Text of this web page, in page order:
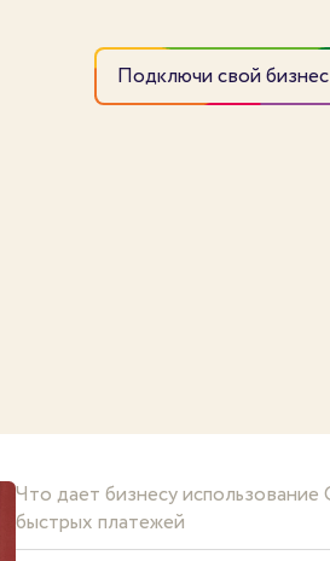
Подключи свой
Что дает бизнесу использование
быстрых платежей